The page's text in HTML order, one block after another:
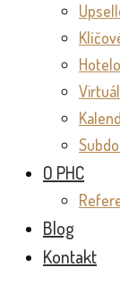
O PHC
Blog
Kontakt